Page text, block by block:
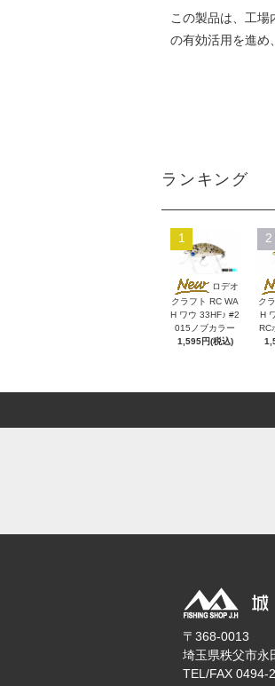
この製品は、工
の有効活用を進め
ランキング
1
ロデオ
クラフト RC WA
H ワウ 33HF♪ #2
015ノブカラー
1,595円(税込)
2
ク
H
RC
〒368-0013
埼玉県秩父市永
TEL/FAX 0494-